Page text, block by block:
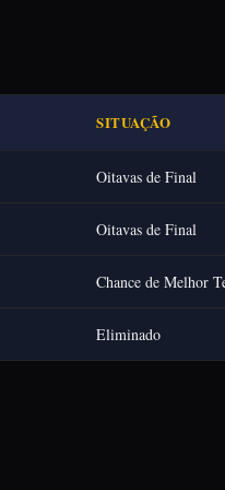
SITUAÇÃO
Oitavas de Final
Oitavas de Final
Chance de Melhor
Eliminado